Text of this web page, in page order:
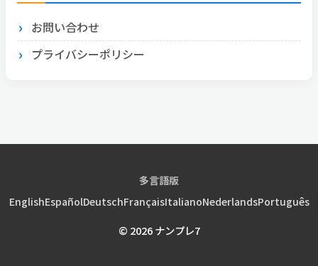
お問い合わせ
プライバシーポリシー
多言語版
EnglishEspañolDeutschFrançaisItalianoNederlandsPortuguês
© 2026 ナンプレ7